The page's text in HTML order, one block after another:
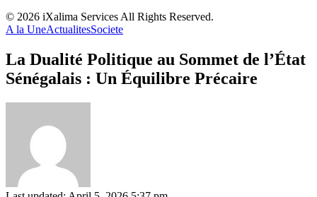
© 2026 iXalima Services All Rights Reserved.
A la UneActualitesSociete
La Dualité Politique au Sommet de l’État
Sénégalais : Un Équilibre Précaire